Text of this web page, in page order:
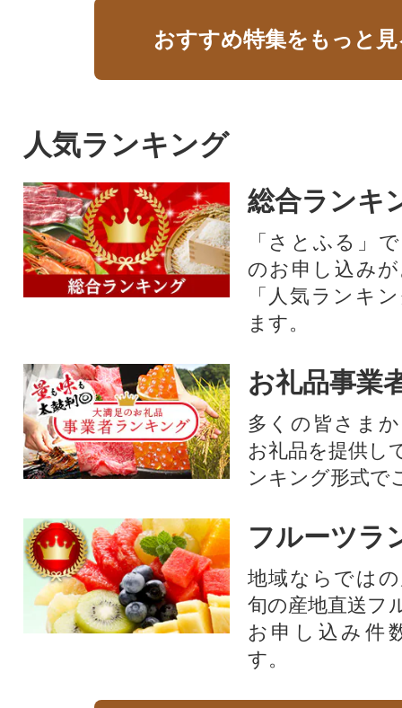
おすすめ特集をもっと
人気ランキング
総合ランキ
「さとふる」
のお申し込み
「人気ランキ
ます。
お礼品事業
多くの皆さま
お礼品を提供し
ンキング形式で
フルーツラ
地域ならでは
旬の産地直送フ
お申し込み件
す。